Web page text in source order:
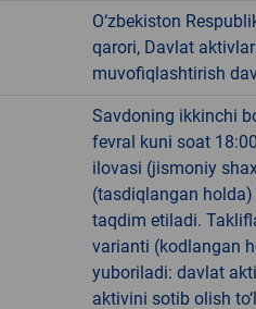
O‘zbekiston
qarori, Davlat
muvofiqlashtirish
Savdoning ikkinchi
fevral kuni soat
ilovasi (jismoniy
(tasdiqlangan
taqdim etiladi.
varianti (kodlangan
yuboriladi: davlat
aktivini sotib olish